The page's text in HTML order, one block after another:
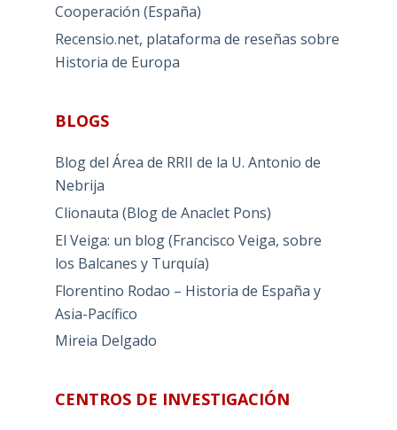
Cooperación (España)
Recensio.net, plataforma de reseñas sobre
Historia de Europa
BLOGS
Blog del Área de RRII de la U. Antonio de
Nebrija
Clionauta (Blog de Anaclet Pons)
El Veiga: un blog (Francisco Veiga, sobre
los Balcanes y Turquía)
Florentino Rodao – Historia de España y
Asia-Pacífico
Mireia Delgado
CENTROS DE INVESTIGACIÓN